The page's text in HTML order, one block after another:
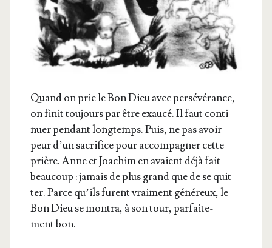
Quand on prie le Bon Dieu avec per­sé­vé­rance,
on finit tou­jours par être exau­cé. Il faut conti­
nuer pen­dant long­temps. Puis, ne pas avoir
peur d’un sacri­fice pour accom­pa­gner cette
prière. Anne et Joa­chim en avaient déjà fait
beau­coup : jamais de plus grand que de se quit­
ter. Parce qu’ils furent vrai­ment géné­reux, le
Bon Dieu se mon­tra, à son tour, par­fai­te­
ment bon.